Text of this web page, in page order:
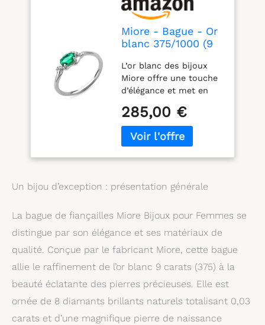
Miore - Bague - Or
blanc 375/1000 (9
T55 - SA9040RO
L’or blanc des bijoux
Miore offre une touche
d’élégance et met en
incrustées L’émeraude,
une des plus belles
gemmes au monde,
l’association parfaite
beaux joyaux du monde
Les bijoux Miore sont
écrin bleu Chaque bijou
Miore est livré avec son
285,00 €
Un bijou d’exception : présentation générale
La bague de fiançailles Miore Bijoux pour Femmes se
distingue par son élégance et ses matériaux de
qualité. Conçue par le fabricant Miore, cette bague
allie le raffinement de l’or blanc 9 carats (375) à la
beauté éclatante des pierres précieuses. Elle est
ornée de 8 diamants brillants naturels totalisant 0,03
carats et d’une magnifique pierre de naissance